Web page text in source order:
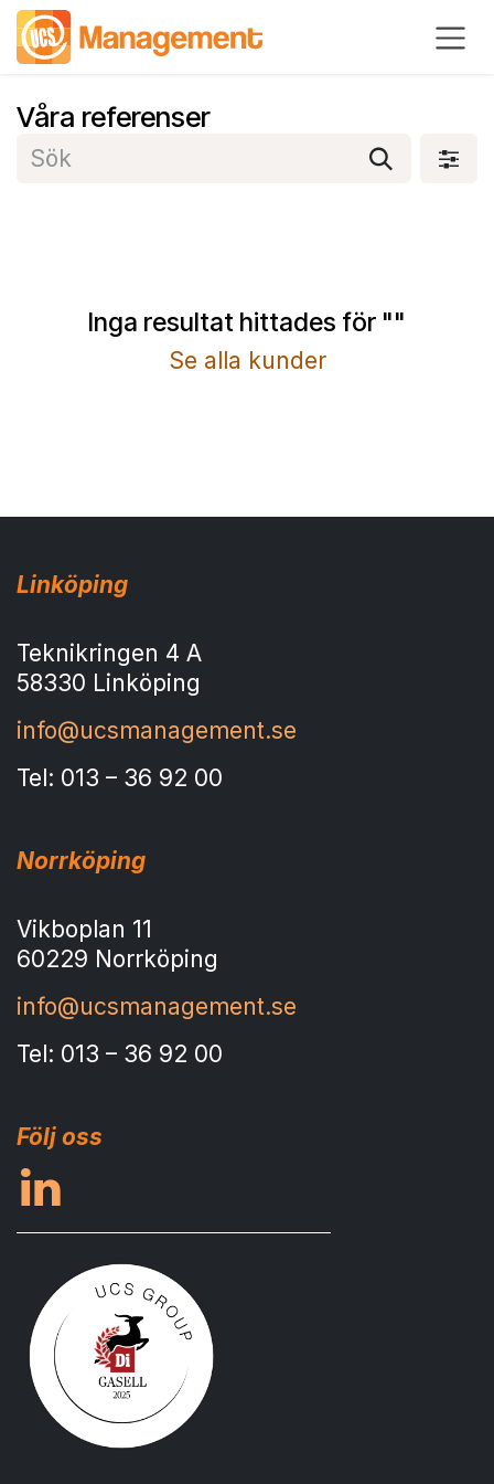
Hoppa till innehåll
Våra referenser
Inga resultat hittades för ""
Se alla kunder
Linköping
Teknikringen 4 A
58330 Linköping
info@ucsmanagement.se
Tel: 013 – 36 92 00
Norrköping
Vikboplan 11
60229 Norrköping
info@ucsmanagement.se
Tel: 013 – 36 92 00
Följ oss